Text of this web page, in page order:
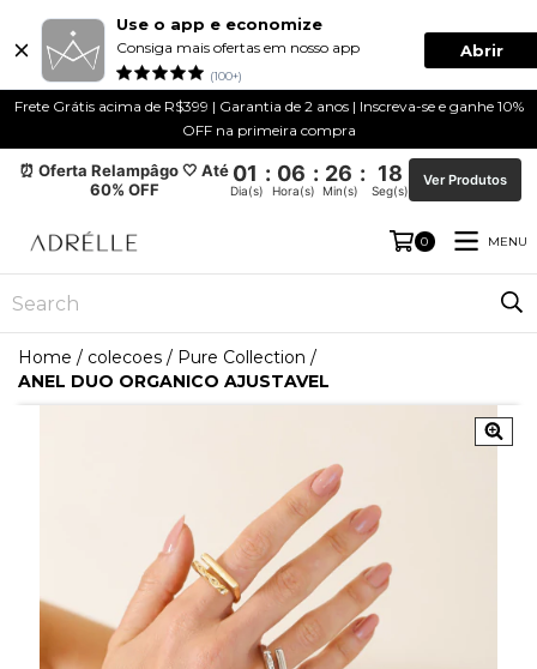
Use o app e economize
Consiga mais ofertas em nosso app
(100+)
Abrir
Frete Grátis acima de R$399 | Garantia de 2 anos | Inscreva-se e ganhe 10%
OFF na primeira compra
⏰ Oferta Relampâgo 🤍 Até
60% OFF
01 : 06 : 26 : 18
Dia(s) Hora(s) Min(s) Seg(s)
Ver Produtos
0 MENU
Home / colecoes / Pure Collection /
ANEL DUO ORGANICO AJUSTAVEL